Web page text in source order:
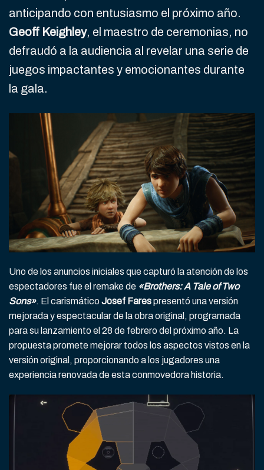
anticipando con entusiasmo el próximo año.
Geoff Keighley, el maestro de ceremonias, no
defraudó a la audiencia al revelar una serie de
juegos impactantes y emocionantes durante
la gala.
Uno de los anuncios iniciales que capturó la atención de los
espectadores fue el remake de «Brothers: A Tale of Two
Sons». El carismáticoJosef Farespresentó una versión
mejorada y espectacular de la obra original, programada
para su lanzamiento el 28 de febrero del próximo año. La
propuesta promete mejorar todos los aspectos vistos en la
versión original, proporcionando a los jugadores una
experiencia renovada de esta conmovedora historia.